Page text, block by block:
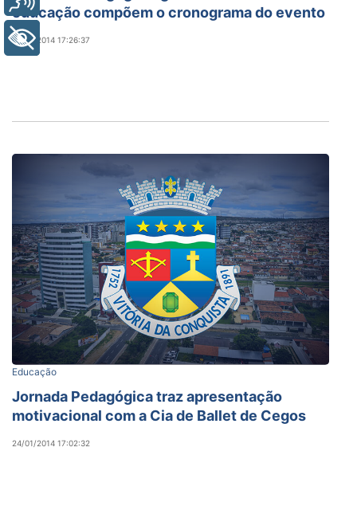
educação compõem o cronograma do evento
28/01/2014 17:26:37
Educação
Jornada Pedagógica traz apresentação
motivacional com a Cia de Ballet de Cegos
24/01/2014 17:02:32
+ Acessibilidade